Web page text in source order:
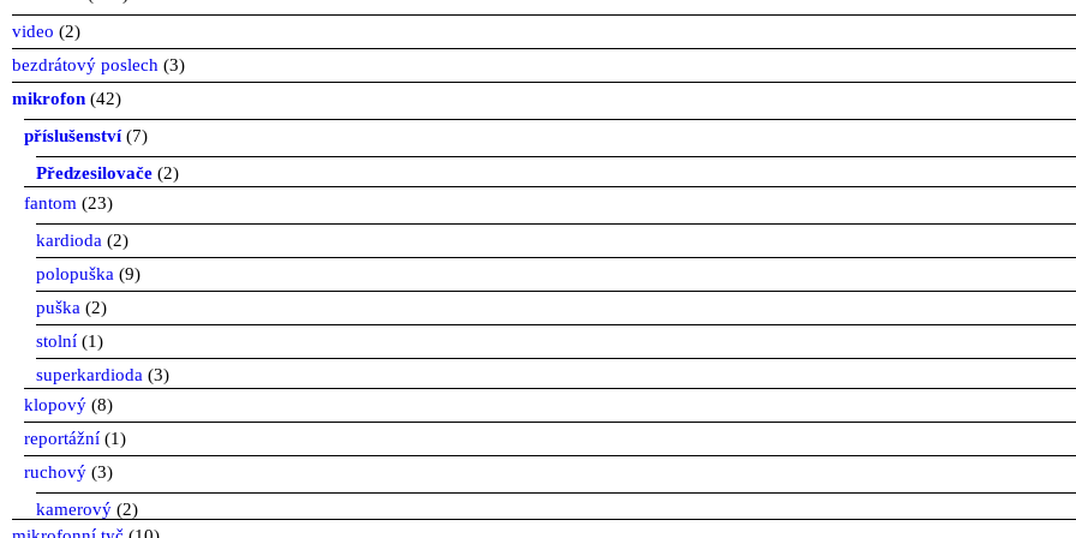
video (2)
bezdrátový poslech (3)
mikrofon (42)
příslušenství (7)
Předzesilovače (2)
fantom (23)
kardioda (2)
polopuška (9)
puška (2)
stolní (1)
superkardioda (3)
klopový (8)
reportážní (1)
ruchový (3)
kamerový (2)